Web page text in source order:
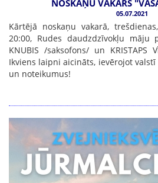
NOSKAŅU VAKARS
05.07.2021
Kārtējā noskaņu vakarā,
20:00, Rudes daudzdzīvokļu māju
KNUBIS /saksofons/ un KRISTAPS
Ikviens laipni aicināts, ievērojot
un noteikumus!